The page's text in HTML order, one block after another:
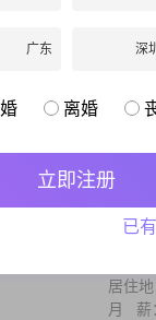
居住地
身 高
我心的女孩，用一生呵
然是一方净土，坚信善
居住地
月 薪
广东 深
离婚
立即注册
已